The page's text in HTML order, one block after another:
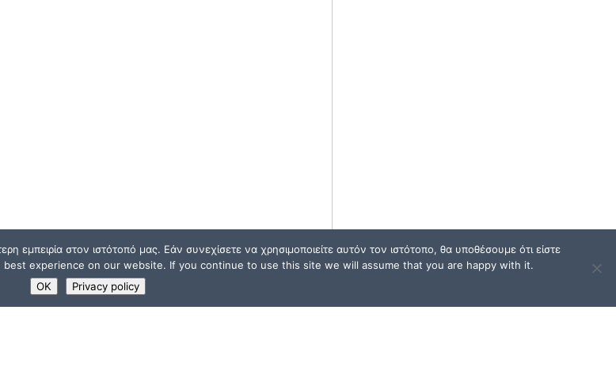
εμπειρία στον ιστότοπό μας. Εάν συνεχίσετε να χρησιμοποιείτε αυτόν τον ιστότοπο, θα υποθέσουμε ότι είστε
best experience on our website. If you continue to use this site we will assume that you are happy with it.
OK
Privacy policy